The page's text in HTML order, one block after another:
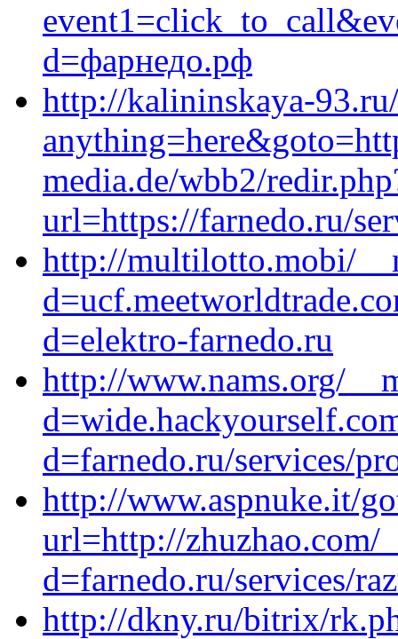
d=фарнедо.рф
http://kalininskaya-
media.de/wbb2/
url=https://farnedo.ru/
http://multilotto.mobi/
d=elektro-farnedo.ru
http://www.nams.org/
d=farnedo.ru/services/
http://www.aspnuke.it/
url=http://zhuzhao.com/
d=farnedo.ru/services/
http://dkny.ru/bitrix/